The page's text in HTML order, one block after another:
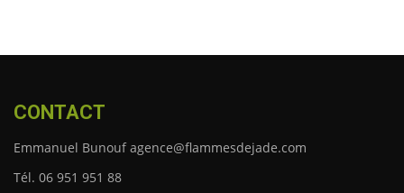
CONTACT
Emmanuel Bunouf agence@flammesdejade.com
Tél. 06 951 951 88